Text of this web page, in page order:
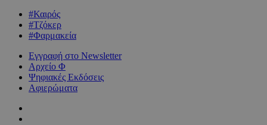
#Καιρός
#Τζόκερ
#Φαρμακεία
Εγγραφή στο Newsletter
Αρχείο Φ
Ψηφιακές Εκδόσεις
Αφιερώματα